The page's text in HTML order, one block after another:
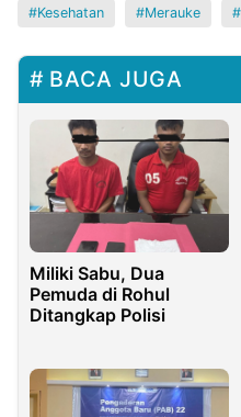
Kesehatan Merauke
BACA JUGA
Miliki Sabu, Dua
Pemuda di Rohul
Ditangkap Polisi